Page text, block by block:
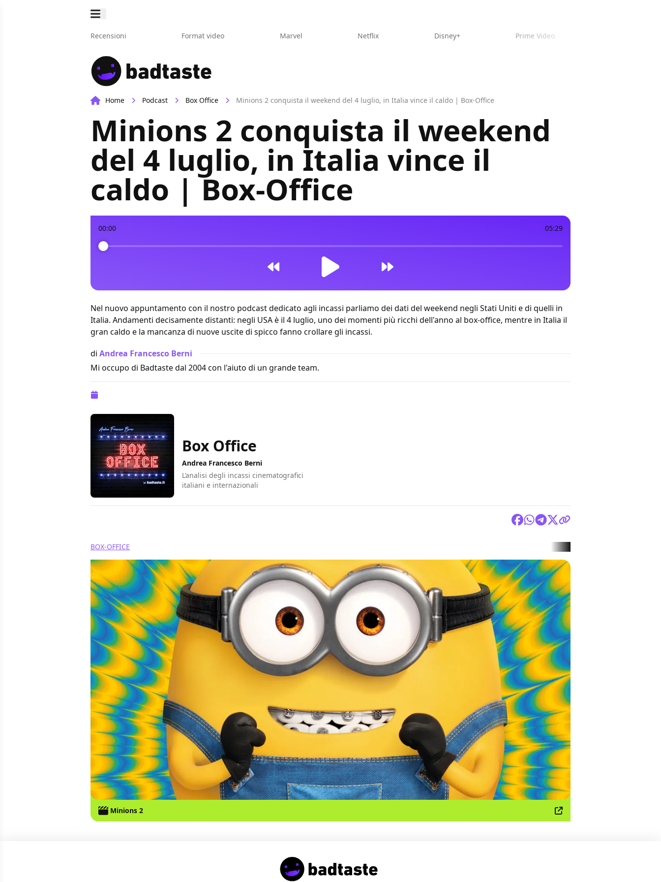
Recensioni Format video Marvel Netflix Disney+ Prime Video
Home Podcast Box Office Minions 2 conquista il weekend del 4 luglio, in Italia vince il caldo | Box-Office
Minions 2 conquista il weekend
del 4 luglio, in Italia vince il
caldo | Box-Office
00:00 05:29
Nel nuovo appuntamento con il nostro podcast dedicato agli incassi parliamo dei dati del weekend negli Stati Uniti edi quelli in
Italia. Andamenti decisamente distanti: negli USA è il 4 luglio, uno dei momenti più ricchi dell'anno al box-office, mentre in Italia il
gran caldo e la mancanza di nuove uscite di spicco fanno crollare gli incassi.
di Andrea Francesco Berni
Mi occupo di Badtaste dal 2004 con l'aiuto di un grande team.
Box Office
Andrea Francesco Berni
L’analisi degli incassi cinematografici
italiani e internazionali
BOX-OFFICE
Minions 2